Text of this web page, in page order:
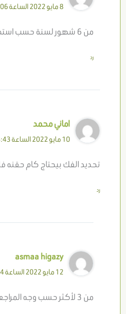
8 مايو 2022 الساعة 5:06 مساءً
من 6 شهور لسنة حسب استهلاك الجسم
رد
اماني محمد
10 مايو 2022 الساعة 3:43 مساءً
تحديد الفك بيحتاج كام حقنه
رد
asmaa higazy
12 مايو 2022 الساعة 6:24 صباحًا
من 3 لأكثر حسب وجه المراجعة